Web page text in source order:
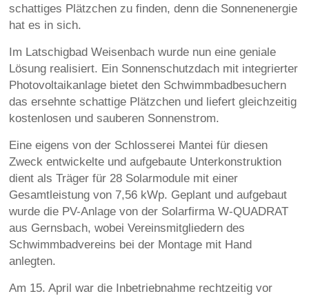
schattiges Plätzchen zu finden, denn die Sonnenenergie
hat es in sich.
Im Latschigbad Weisenbach wurde nun eine geniale
Lösung realisiert. Ein Sonnenschutzdach mit integrierter
Photovoltaikanlage bietet den Schwimmbadbesuchern
das ersehnte schattige Plätzchen und liefert gleichzeitig
kostenlosen und sauberen Sonnenstrom.
Eine eigens von der Schlosserei Mantei für diesen
Zweck entwickelte und aufgebaute Unterkonstruktion
dient als Träger für 28 Solarmodule mit einer
Gesamtleistung von 7,56 kWp. Geplant und aufgebaut
wurde die PV-Anlage von der Solarfirma W-QUADRAT
aus Gernsbach, wobei Vereinsmitgliedern des
Schwimmbadvereins bei der Montage mit Hand
anlegten.
Am 15. April war die Inbetriebnahme rechtzeitig vor